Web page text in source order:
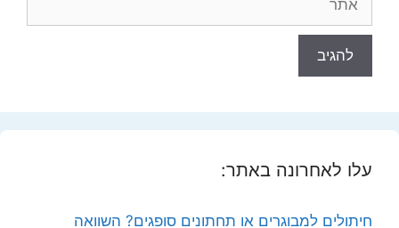
עלו לאחרונה באתר:
חיתולים למבוגרים או תחתונים סופגים? השוואה